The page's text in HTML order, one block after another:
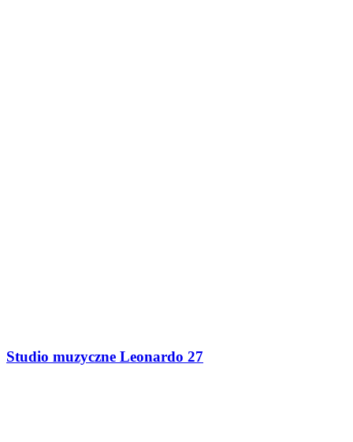
Studio muzyczne Leonardo 27